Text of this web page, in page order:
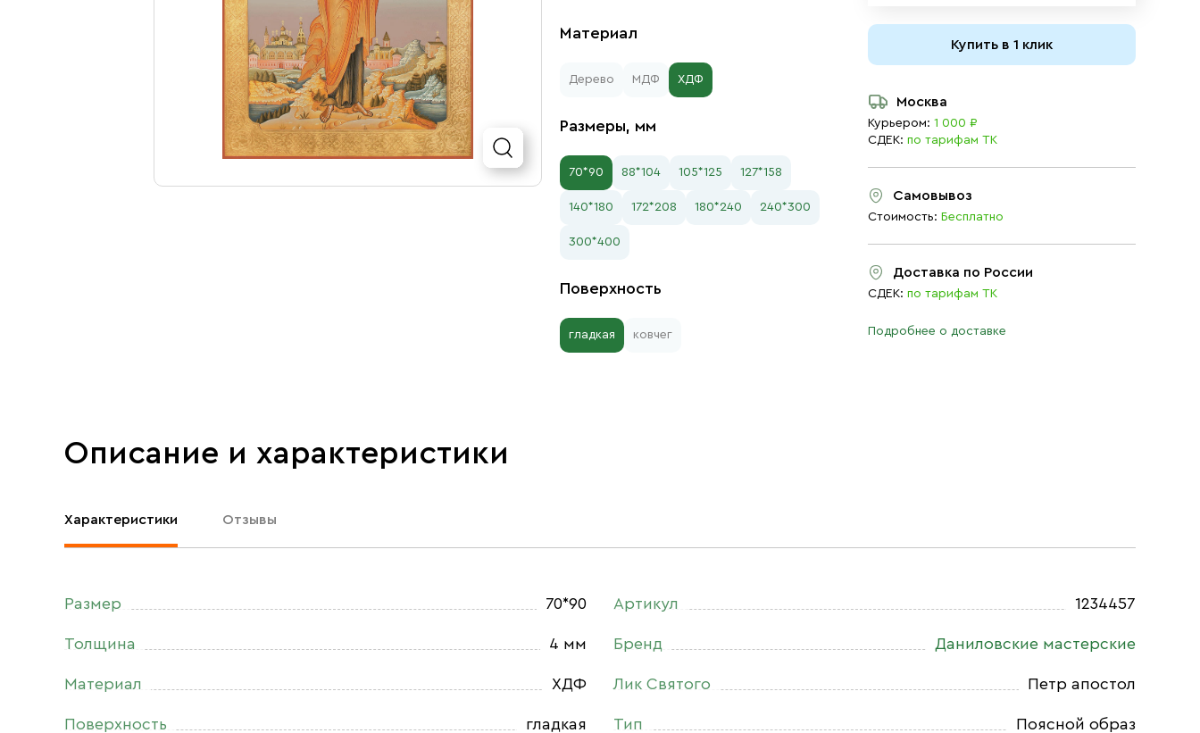
Материал
Дерево МДФ ХДФ
Размеры, мм
70*90 88*104 105*125 127*158
140*180 172*208 180*240 240*300
300*400
Поверхность
гладкая ковчег
Купить в 1 клик
Москва
Курьером: 1 000 ₽
СДЕК: по тарифам ТК
Самовывоз
Стоимость: Бесплатно
Доставка по России
СДЕК: по тарифам ТК
Подробнее о доставке
Описание и характеристики
Характеристики Отзывы
Размер 70*90
Толщина 4 мм
Материал ХДФ
Поверхность гладкая
Артикул 1234457
Бренд Даниловские мастерские
Лик Святого Петр апостол
Тип Поясной образ